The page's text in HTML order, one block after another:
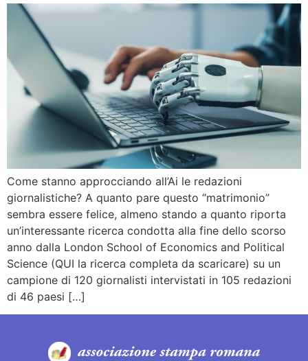
Come stanno approcciando all’Ai le redazioni
giornalistiche? A quanto pare questo “matrimonio”
sembra essere felice, almeno stando a quanto riporta
un’interessante ricerca condotta alla fine dello scorso
anno dalla London School of Economics and Political
Science (QUI la ricerca completa da scaricare) su un
campione di 120 giornalisti intervistati in 105 redazioni
di 46 paesi […]